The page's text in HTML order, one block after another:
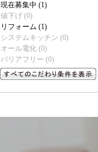
現在募集中 (1)
値下げ (0)
リフォーム (1)
システムキッチン (0)
オール電化 (0)
バリアフリー (0)